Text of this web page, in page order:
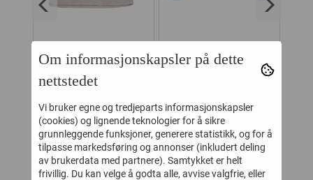
JOHA GENSER ULL
CREME
399,-
199,-
Kjøp
MOLO GENSER
RHETA BLUE MOON
399,-
299,-
Kjøp
Om informasjonskapsler på dette
nettstedet
Vi bruker egne og tredjeparts informasjonskapsler
(cookies) og lignende teknologier for å sikre
grunnleggende funksjoner, generere statistikk, og for å
tilpasse markedsføring og annonser (inkludert deling
av brukerdata med partnere). Samtykket er helt
frivillig. Du kan velge å godta alle, avvise valgfrie, eller